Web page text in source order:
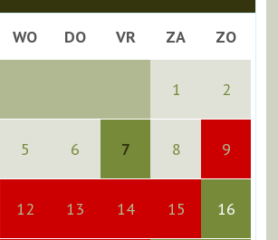
WO DO VR ZA ZO
1 2
5 6 7 8 9
12 13 14 15 16